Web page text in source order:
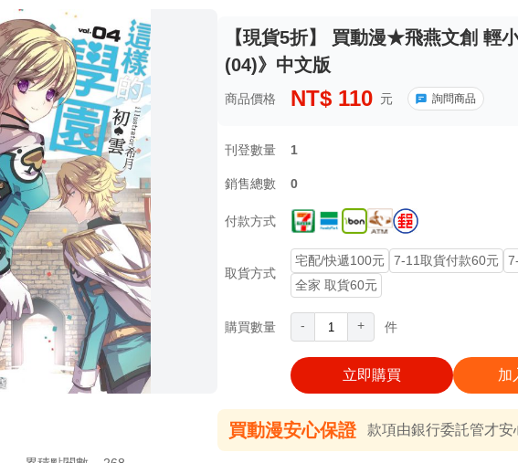
【現貨5折】 買動漫★飛燕文創 輕
(04)》中文版
商品價格 NT$ 110 元 詢問商品
刊登數量 1
銷售總數 0
付款方式
取貨方式
宅配/快遞100元 7-11取貨付款60元
全家 取貨60元
購買數量 - + 件
立即購買 加
買動漫安心保證 款項由銀行委託管才安